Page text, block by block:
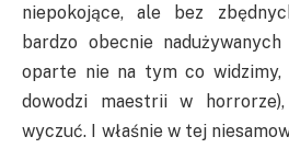
niepokojące, ale bez
bardzo obecnie
oparte nie na tym co widzimy,
dowodzi maestrii w
wyczuć. I właśnie w tej